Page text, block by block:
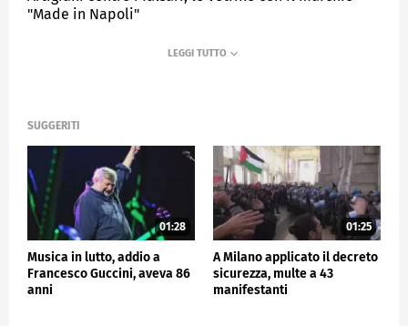
"Made in Napoli"
SUGGERITI
01:28
Musica in lutto, addio a
Francesco Guccini, aveva 86
anni
01:25
A Milano applicato il decreto
sicurezza, multe a 43
manifestanti